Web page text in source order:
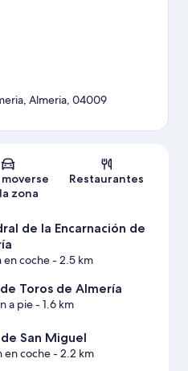
Mapa
Almeria, 04009
moverse
zona
Restaurantes
de la Encarnación de
en coche- 2.5 km
Toros de Almería
a pie- 1.6 km
San Miguel
en coche- 2.2 km